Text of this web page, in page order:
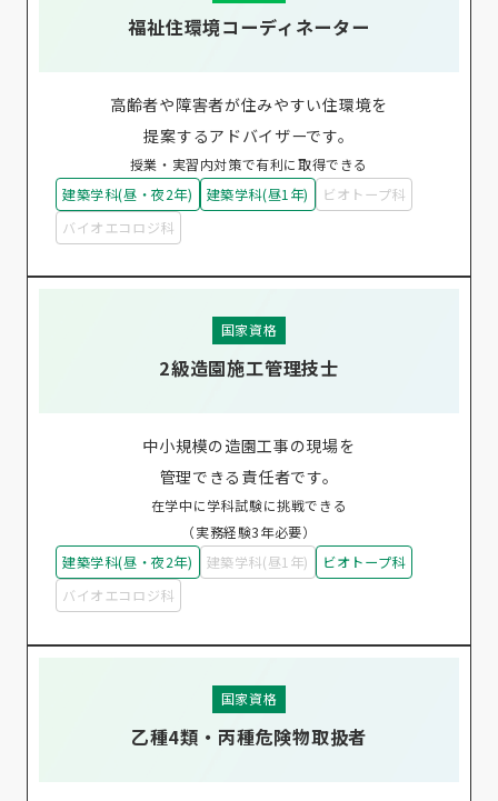
福祉住環境コーディネーター
高齢者や障害者が住みやすい住環境を
提案するアドバイザーです。
授業・実習内対策で有利に取得できる
建築学科(昼・夜2年) 建築学科(昼1年)
ビオトープ科
バイオエコロジ科
国家資格
2級造園施工管理技士
中小規模の造園工事の現場を
管理できる責任者です。
在学中に学科試験に挑戦できる
（実務経験3年必要）
建築学科(昼・夜2年) 建築学科(昼1年)
ビオトープ科
バイオエコロジ科
国家資格
乙種4類・丙種危険物取扱者